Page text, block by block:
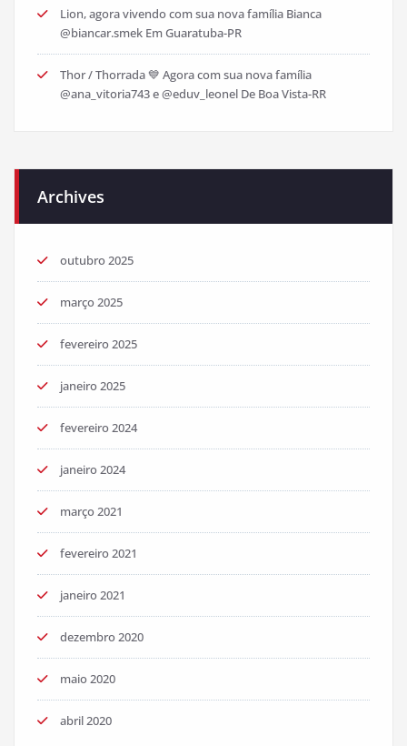
Lion, agora vivendo com sua nova família Bianca
@biancar.smek Em Guaratuba-PR
Thor / Thorrada 💙 Agora com sua nova família
@ana_vitoria743 e @eduv_leonel De Boa Vista-RR
Archives
outubro 2025
março 2025
fevereiro 2025
janeiro 2025
fevereiro 2024
janeiro 2024
março 2021
fevereiro 2021
janeiro 2021
dezembro 2020
maio 2020
abril 2020